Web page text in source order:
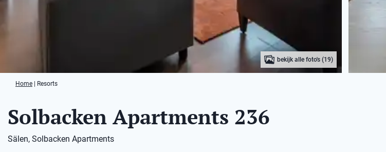
bekijk alle foto's (19)
Home Resorts
Solbacken Apartments 236
Sälen, Solbacken Apartments